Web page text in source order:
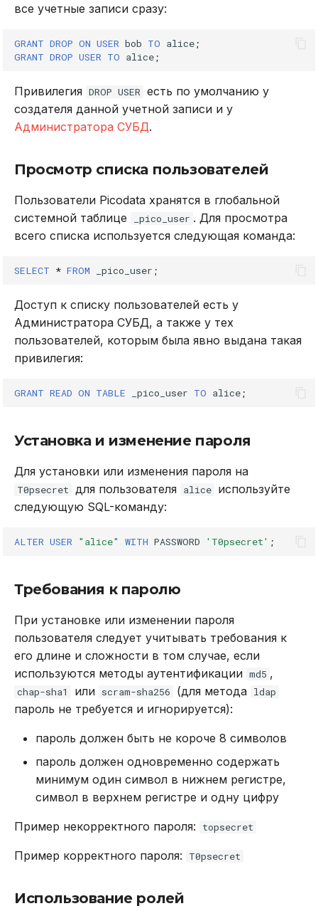
все учетные записи сразу:
GRANT DROP ON USER bob TO alice;
GRANT DROP USER TO alice;
Привилегия DROP USER есть по умолчанию у
создателя данной учетной записи и у
Администратора СУБД.
Просмотр списка пользователей
Пользователи Picodata хранятся в глобальной
системной таблице
_pico_user . Для просмотра
всего списка используется следующая команда:
SELECT * FROM _pico_user ;
Доступ к списку пользователей есть у
Администратора СУБД, а также у тех
пользователей, которым была явно выдана такая
привилегия:
GRANT READ ON TABLE _pico_user TO alice;
Установка и изменение пароля
Для установки или изменения пароля на
T0psecret для пользователя alice используйте
следующую SQL-команду:
ALTER USER "alice" WITH PASSWORD 'T0psecret' ;
Требования к паролю
При установке или изменении пароля
пользователя следует учитывать требования к
его длине и сложности в том случае, если
используются методы аутентификации md5 ,
chap-sha1 или scram-sha256 (для метода ldap
пароль не требуется и игнорируется):
пароль должен быть не короче 8 символов
пароль должен одновременно содержать
минимум один символ в нижнем регистре,
символ в верхнем регистре и одну цифру
Пример некорректного пароля: topsecret
Пример корректного пароля: T0psecret
Использование ролей